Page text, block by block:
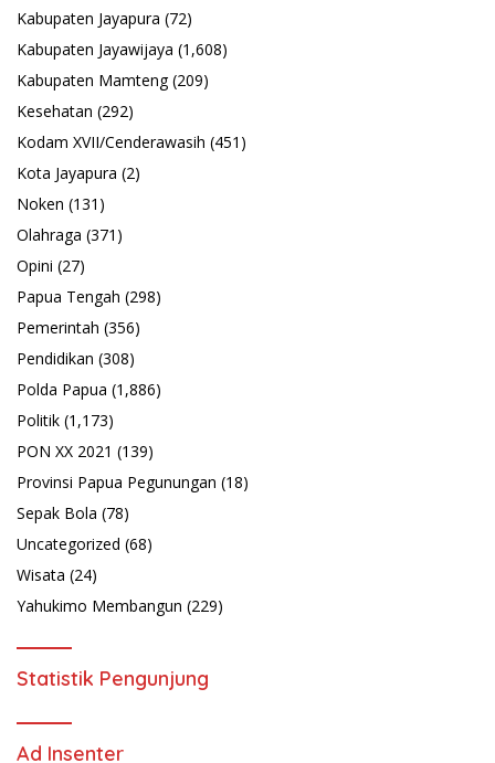
Kabupaten Jayapura (72)
Kabupaten Jayawijaya (1,608)
Kabupaten Mamteng(209)
Kesehatan (292)
Kodam XVII/Cenderawasih (451)
Kota Jayapura (2)
Noken (131)
Olahraga (371)
Opini (27)
Papua Tengah (298)
Pemerintah (356)
Pendidikan (308)
Polda Papua (1,886)
Politik (1,173)
PON XX 2021 (139)
Provinsi Papua Pegunungan (18)
Sepak Bola (78)
Uncategorized (68)
Wisata (24)
Yahukimo Membangun (229)
Statistik Pengunjung
Ad Insenter